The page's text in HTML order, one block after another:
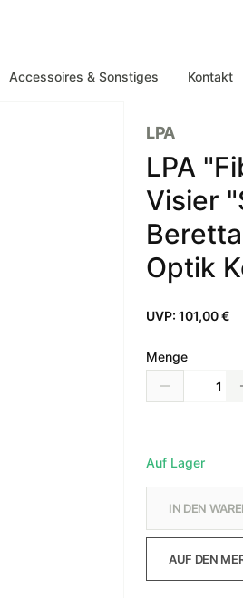
Accessoires & Sonstiges Kontakt
LPA
LPA
Visier
Optik
UVP: 101,00 €
Menge
Auf Lager
IN DEN
AUF DEN